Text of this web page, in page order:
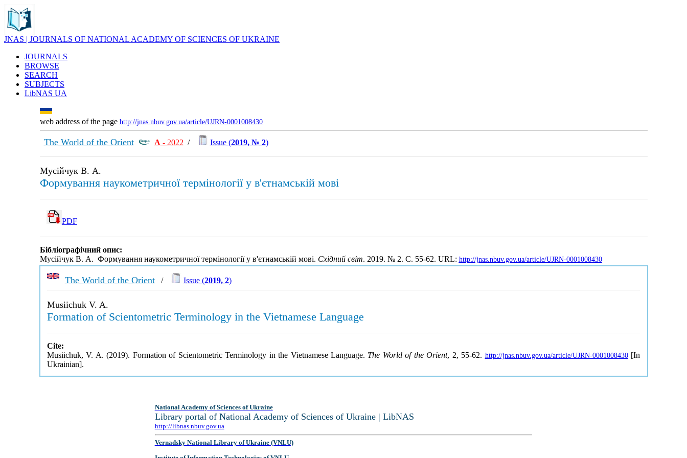
JNAS | JOURNALS OF NATIONAL ACADEMY OF SCIENCES OF UKRAINE
JOURNALS
BROWSE
SEARCH
SUBJECTS
LibNAS UA
web address of the page http://jnas.nbuv.gov.ua/article/UJRN-0001008430
The World of the Orient А - 2022 / Issue (2019, № 2)
Мусійчук В. А.
Формування наукометричної термінології у в'єтнамській мові
PDF
Бібліографічний опис:
Мусійчук В. А. Формування наукометричної термінології у в'єтнамській мові. Східний світ. 2019. № 2. С. 55-62. URL: http://jnas.nbuv.gov.ua/article/UJRN-0001008430
The World of the Orient/ Issue (2019, 2)
Musiichuk V. A.
Formation of Scientometric Terminology in the Vietnamese Language
Cite:
Musiichuk, V. A. (2019). Formation of Scientometric Terminology in the Vietnamese Language. The World of the Orient, 2, 55-62. http://jnas.nbuv.gov.ua/article/UJRN-0001008430[In
Ukrainian].
National Academy of Sciences of Ukraine
Library portal of National Academy of Sciences of Ukraine | LibNAS
http://libnas.nbuv.gov.ua
Vernadsky National Library of Ukraine (VNLU)